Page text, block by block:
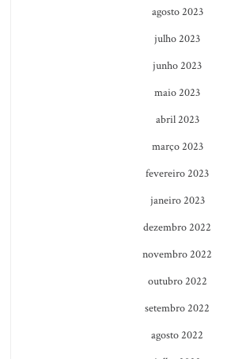
agosto 2023
julho 2023
junho 2023
maio 2023
abril 2023
março 2023
fevereiro 2023
janeiro 2023
dezembro 2022
novembro 2022
outubro 2022
setembro 2022
agosto 2022